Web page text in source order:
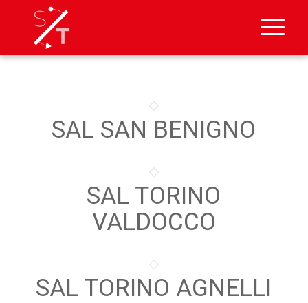
SAL SAN BENIGNO
SAL TORINO
VALDOCCO
SAL TORINO AGNELLI